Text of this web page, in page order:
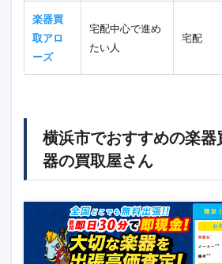
楽器買
取アロ
ーズ
宅配中心で進め
たい人
宅配
横浜市でおすすめの楽
器の買取屋さん